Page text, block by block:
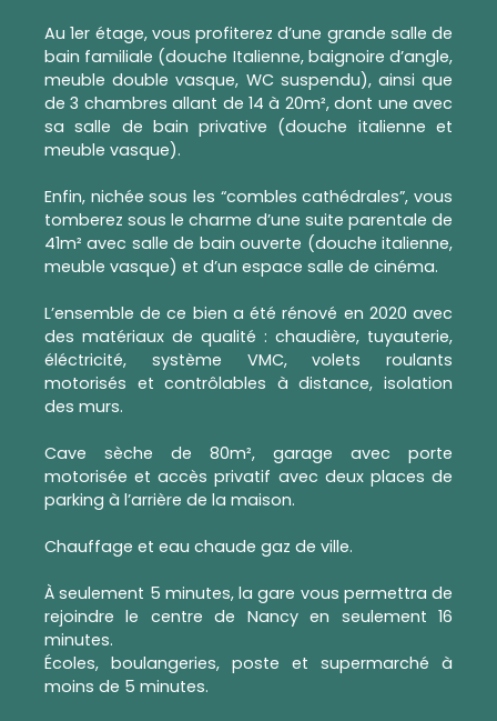
Au 1er étage, vous profiterez d’une grande salle de
bain familiale (douche Italienne, baignoire d’angle,
meuble double vasque, WC suspendu), ainsi que
de 3 chambres allant de 14 à 20m², dont une avec
sa salle de bain privative (douche italienne et
meuble vasque).
Enfin, nichée sous les “combles cathédrales”, vous
tomberez sous le charme d’une suite parentale de
41m² avec salle de bain ouverte (douche italienne,
meuble vasque) et d’un espace salle de cinéma.
L’ensemble de ce bien a été rénové en 2020 avec
des matériaux de qualité : chaudière, tuyauterie,
éléctricité, système VMC, volets roulants
motorisés et contrôlables à distance, isolation
des murs.
Cave sèche de 80m², garage avec porte
motorisée et accès privatif avec deux places de
parking à l’arrière de la maison.
Chauffage et eau chaude gaz de ville.
À seulement 5 minutes, la gare vous permettra de
rejoindre le centre de Nancy en seulement 16
minutes.
Écoles, boulangeries, poste et supermarché à
moins de 5 minutes.